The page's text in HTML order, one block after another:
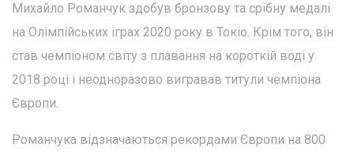
Михайло Романчук здобув бронзову та срібну медалі
на Олімпійських іграх 2020 року в Токіо. Крім того, він
став чемпіоном світу з плавання на короткій воді у
2018 році і неодноразово вигравав титули чемпіона
Європи.
Романчука відзначаються рекордами Європи на 800